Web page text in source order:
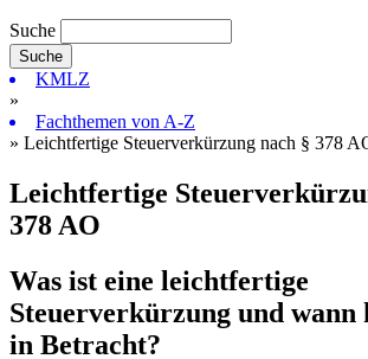
Suche
KMLZ
»
Fachthemen von A-Z
» Leichtfertige Steuerverkürzung nach § 378
Leichtfertige
378 AO
Was ist eine leichtfertige
Steuerverkürzung und wann
in Betracht?